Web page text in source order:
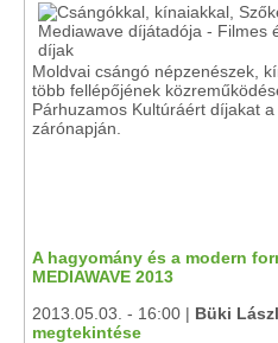
Moldvai csángó népzenészek,
több fellépőjének
Párhuzamos Kultúráért díjakat
zárónapján.
A hagyomány és a modern
MEDIAWAVE 2013
2013.05.03. - 16:00 | Büki
megtekintése